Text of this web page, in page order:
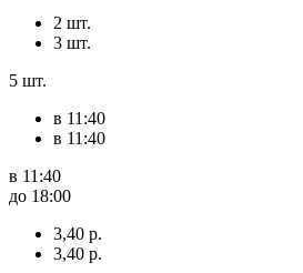
2 шт.
3 шт.
5 шт.
в 11:40
в 11:40
в 11:40
до 18:00
3,40 р.
3,40 р.